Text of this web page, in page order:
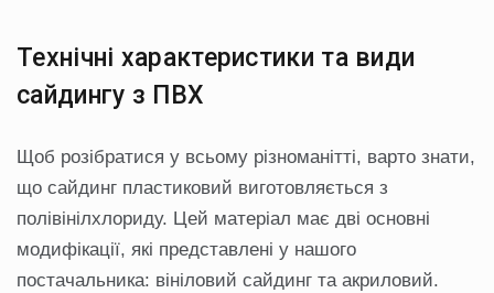
Технічні характеристики та види
сайдингу з ПВХ
Щоб розібратися у всьому різноманітті, варто знати,
що сайдинг пластиковий виготовляється з
полівінілхлориду. Цей матеріал має дві основні
модифікації, які представлені у нашого
постачальника: вініловий сайдинг та акриловий.